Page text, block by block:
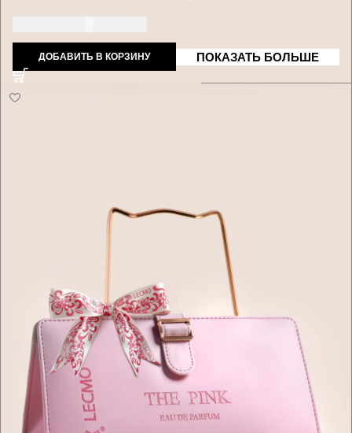
ПОКАЗАТЬ БОЛЬШЕ
ДОБАВИТЬ В КОРЗИНУ